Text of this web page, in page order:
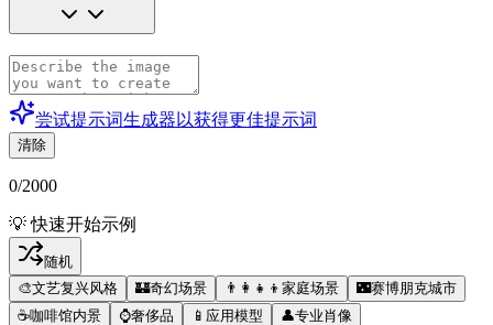
尝试提示词生成器以获得更佳提示词
清除
0/2000
💡 快速开始示例
随机
🎨文艺复兴风格 🏰奇幻场景 👨‍👩‍👧‍👦 家庭场景 🌃赛博朋克城市
☕咖啡馆内景 ⌚奢侈品 📱 应用模型 👤专业肖像